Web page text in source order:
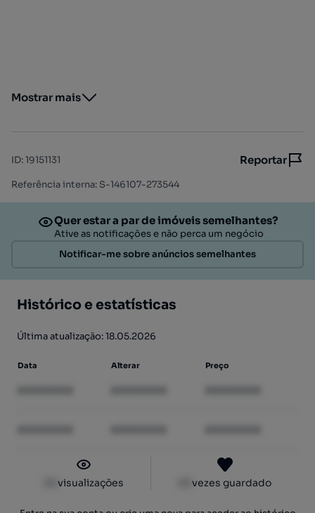
Mostrar mais
ID:19151131 Reportar
Referência interna: S-146107-273544
Quer estar a par de imóveis semelhantes?
Ative as notificações e não perca um negócio
Notificar-me sobre anúncios semelhantes
Histórico e estatísticas
Última atualização: 18.05.2026
Data Alterar Preço
visualizações vezes guardado